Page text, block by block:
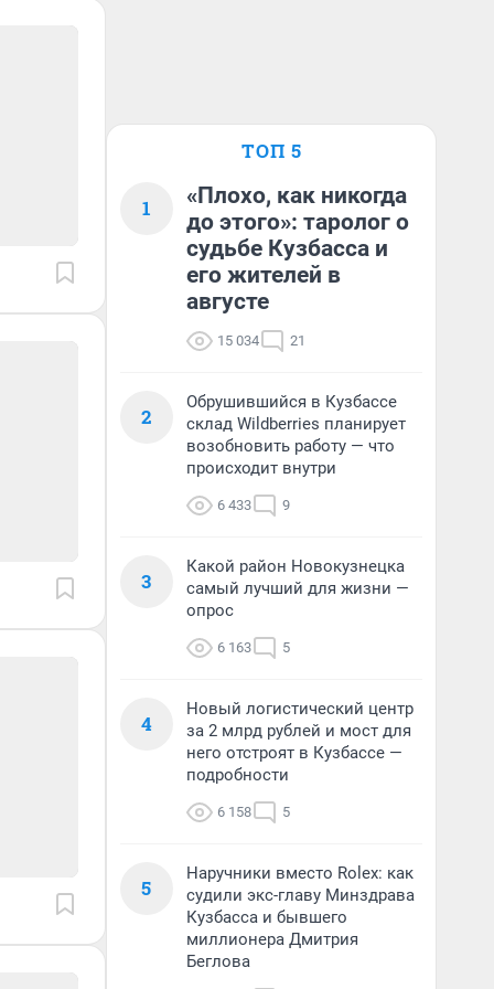
ТОП 5
1
«Плохо, как никогда
до этого»: таролог о
судьбе Кузбасса и
его жителей в
августе
15 034 21
2
Обрушившийся в Кузбассе
склад Wildberries планирует
возобновить работу — что
происходит внутри
6 433 9
3
Какой район Новокузнецка
самый лучший для жизни —
опрос
6 163 5
4
Новый логистический центр
за 2 млрд рублей и мост для
него отстроят в Кузбассе —
подробности
6 158 5
5
Наручники вместо Rolex: как
судили экс-главу Минздрава
Кузбасса и бывшего
миллионера Дмитрия
Беглова